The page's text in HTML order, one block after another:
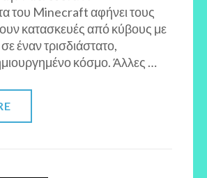
του Minecraft αφήνει τους
κατασκευές από κύβους με
έναν τρισδιάστατο,
κόσμο. Άλλες …